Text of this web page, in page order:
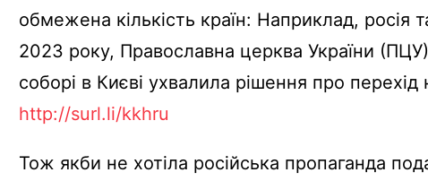
обмежена кількість країн: Наприклад, росія
2023 року, Православна церква України
соборі в Києві ухвалила рішення про
http://surl.li/kkhru
Тож якби не хотіла російська пропаганда